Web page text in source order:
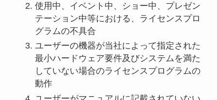
使用中、イベント中、ショー中、プレゼン
テーション中等における、ライセンスプロ
グラムの不具合
ユーザーの機器が当社によって指定された
最小ハードウェア要件及びシステムを満た
していない場合のライセンスプログラムの
動作